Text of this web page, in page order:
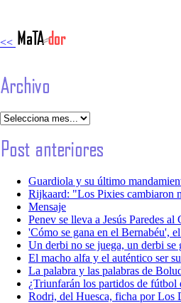
<<
Guardiola y su último
Rijkaard: "Los Pixies cambiaron
Mensaje
Penev se lleva a Jesús Paredes
'Cómo se gana en el Bernabéu',
Un derbi no se juega, un derbi se
El macho alfa y el auténtico ser
La palabra y las palabras de
¿Triunfarán los partidos de fútbol
Rodri, del Huesca, ficha por Los